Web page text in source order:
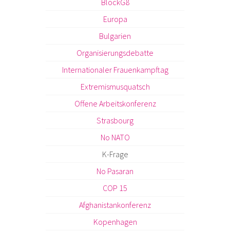
BlockG8
Europa
Bulgarien
Organisierungsdebatte
Internationaler Frauenkampftag
Extremismusquatsch
Offene Arbeitskonferenz
Strasbourg
No NATO
K-Frage
No Pasaran
COP 15
Afghanistankonferenz
Kopenhagen